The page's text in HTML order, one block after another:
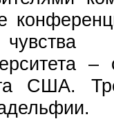
–
США.